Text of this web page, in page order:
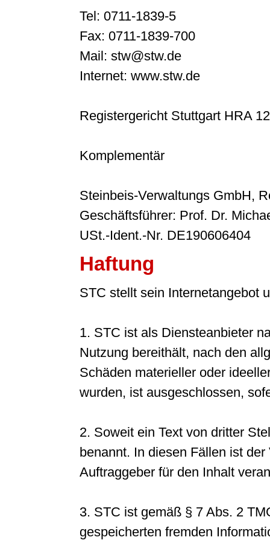
Tel: 0711-1839-5
Fax: 0711-1839-700
Mail: stw@stw.de
Internet: www.stw.de
Registergericht Stuttgart HRA
Komplementär
Steinbeis-Verwaltungs GmbH,
Geschäftsführer: Prof. Dr.
USt.-Ident.-Nr. DE190606404
Haftung
STC stellt sein Internetangebot
1. STC ist als Diensteanbieter
Nutzung bereithält, nach den
Schäden materieller oder
wurden, ist ausgeschlossen,
2. Soweit ein Text von dritter
benannt. In diesen Fällen ist
Auftraggeber für den Inhalt
3. STC ist gemäß § 7 Abs. 2
gespeicherten fremden